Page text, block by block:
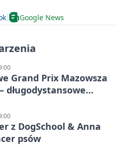
Google News
Grand Prix Mazowsza
długodystansowe
z DogSchool & Anna
psów